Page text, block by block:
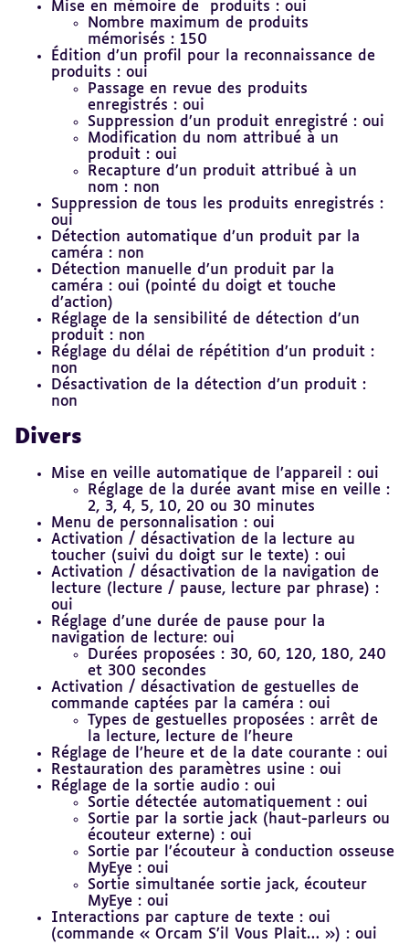
Mise en mémoire de produits : oui
Nombre maximum de produits
mémorisés : 150
Édition d’un profil pour la reconnaissance de
produits : oui
Passage en revue des produits
enregistrés : oui
Suppression d’un produit enregistré : oui
Modification du nom attribué à un
produit : oui
Recapture d’un produit attribué à un
nom : non
Suppression de tous les produits enregistrés :
oui
Détection automatique d’un produit par la
caméra : non
Détection manuelle d’un produit par la
caméra : oui (pointé du doigt et touche
d’action)
Réglage de la sensibilité de détection d’un
produit : non
Réglage du délai de répétition d’un produit :
non
Désactivation de la détection d’un produit :
non
Divers
Mise en veille automatique de l’appareil : oui
Réglage de la durée avant mise en veille :
2, 3, 4, 5, 10, 20 ou 30 minutes
Menu de personnalisation : oui
Activation / désactivation de la lecture au
toucher (suivi du doigt sur le texte) : oui
Activation / désactivation de la navigation de
lecture (lecture / pause, lecture par phrase) :
oui
Réglage d’une durée de pause pour la
navigation de lecture: oui
Durées proposées : 30, 60, 120, 180, 240
et 300 secondes
Activation / désactivation de gestuelles de
commande captées par la caméra : oui
Types de gestuelles proposées : arrêt de
la lecture, lecture de l’heure
Réglage de l’heure et de la date courante : oui
Restauration des paramètres usine : oui
Réglage de la sortie audio : oui
Sortie détectée automatiquement : oui
Sortie par la sortie jack (haut-parleurs ou
écouteur externe) : oui
Sortie par l’écouteur à conduction osseuse
MyEye : oui
Sortie simultanée sortie jack, écouteur
MyEye : oui
Interactions par capture de texte : oui
(commande « Orcam S’il Vous Plait… ») : oui